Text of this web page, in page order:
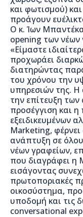
και φωτισμού)
προάγουν
Ο κ. Ίων
opening των νέων
«Είμαστε
προχωράει
διατηρώντας
του χρόνου την
υπηρεσιών της.
την επίτευξη
προσέγγιση και
εξειδικευμένων
Marketing,
ανάπτυξη σε
νέων γραφείων,
που διαγράφει η
εισάγοντας
πρωτοποριακές
οικοσύστημα,
υποδομή και τις
conversational